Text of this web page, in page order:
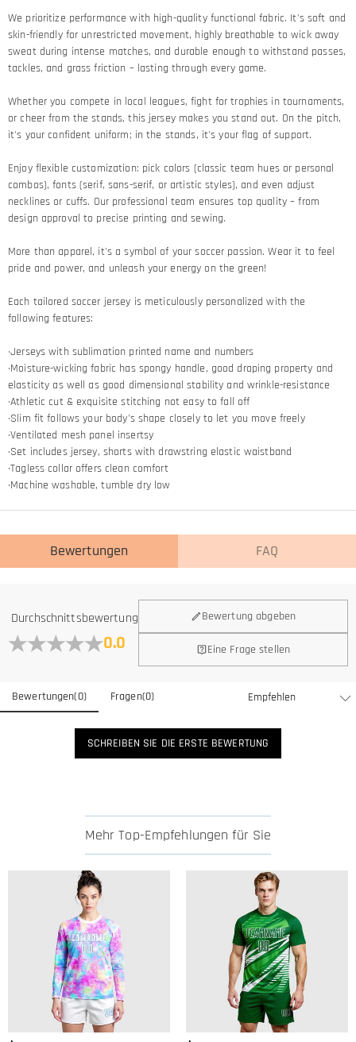
We prioritize performance with high-quality functional fabric. It's soft and
skin-friendly for unrestricted movement, highly breathable to wick away
sweat during intense matches, and durable enough to withstand passes,
tackles, and grass friction – lasting through every game.​
Whether you compete in local leagues, fight for trophies in tournaments,
or cheer from the stands, this jersey makes you stand out. On the pitch,
it's your confident uniform; in the stands, it's your flag of support.​
Enjoy flexible customization: pick colors (classic team hues or personal
combos), fonts (serif, sans-serif, or artistic styles), and even adjust
necklines or cuffs. Our professional team ensures top quality – from
design approval to precise printing and sewing.​
More than apparel, it's a symbol of your soccer passion. Wear it to feel
pride and power, and unleash your energy on the green!​
Each tailored soccer jersey is meticulously personalized with the
following features:
·Jerseys with sublimation printed name and numbers
·Moisture-wicking fabric has spongy handle, good draping property and
elasticity as well as good dimensional stability and wrinkle-resistance
·Athletic cut & exquisite stitching not easy to fall off
·Slim fit follows your body's shape closely to let you move freely
·Ventilated mesh panel insertsy
·Set includes jersey, shorts with drawstring elastic waistband
·Tagless collar offers clean comfort
·Machine washable, tumble dry low
Bewertungen FAQ
Durchschnittsbewertung
0.0
Bewertung abgeben
Eine Frage stellen
Bewertungen(0) Fragen(0)
SCHREIBEN SIE DIE ERSTE BEWERTUNG
Mehr Top-Empfehlungen für Sie